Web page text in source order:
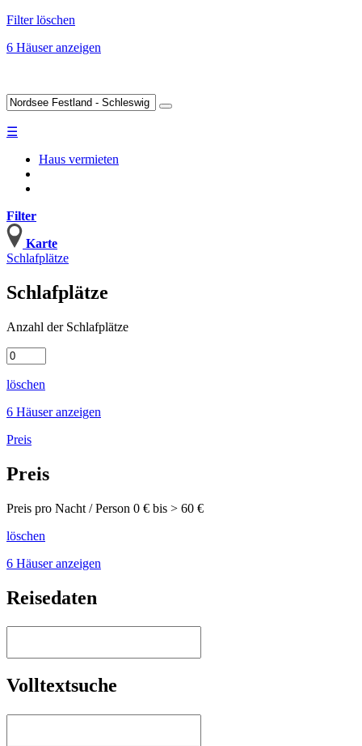
Filter löschen
6 Häuser anzeigen
☰
Haus vermieten
Filter
Karte
Schlafplätze
Schlafplätze
Anzahl der Schlafplätze
löschen
6 Häuser anzeigen
Preis
Preis
Preis pro Nacht / Person 0 € bis > 60 €
löschen
6 Häuser anzeigen
Reisedaten
Volltextsuche